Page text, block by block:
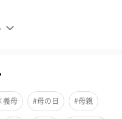
クセサリー
なしでハーフアップやシ
能。
義母 #母の日 #母親